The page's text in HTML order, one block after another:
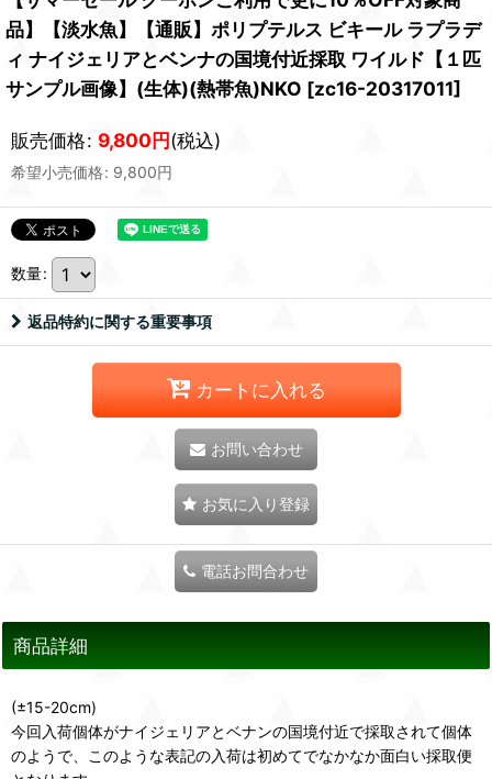
品】【淡水魚】【通販】ポリプテルス ビキール ラプラデ
ィ ナイジェリアとベンナの国境付近採取 ワイルド【１匹
サンプル画像】(生体)(熱帯魚)NKO [zc16-20317011]
販売価格: 9,800円(税込)
希望小売価格: 9,800円
数量:
返品特約に関する重要事項
カートに入れる
お問い合わせ
お気に入り登録
電話お問合わせ
商品詳細
(±15-20cm)
今回入荷個体がナイジェリアとベナンの国境付近で採取されて個体
のようで、このような表記の入荷は初めてでなかなか面白い採取便